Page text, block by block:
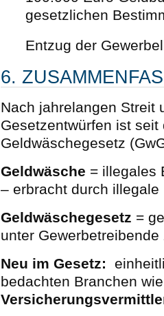
gesetzlichen
Entzug der
6.
Nach jahrelangen Streit
Gesetzentwürfen ist
Geldwäschegesetz
Geldwäsche = illegales
– erbracht durch
Geldwäschegesetz =
unter
Neu im Gesetz:
bedachten Branchen